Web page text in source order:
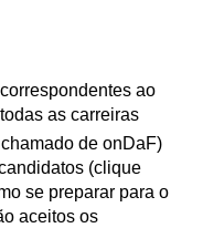
ao
as carreiras
de onDaF)
(clique
se preparar para o
aceitos os